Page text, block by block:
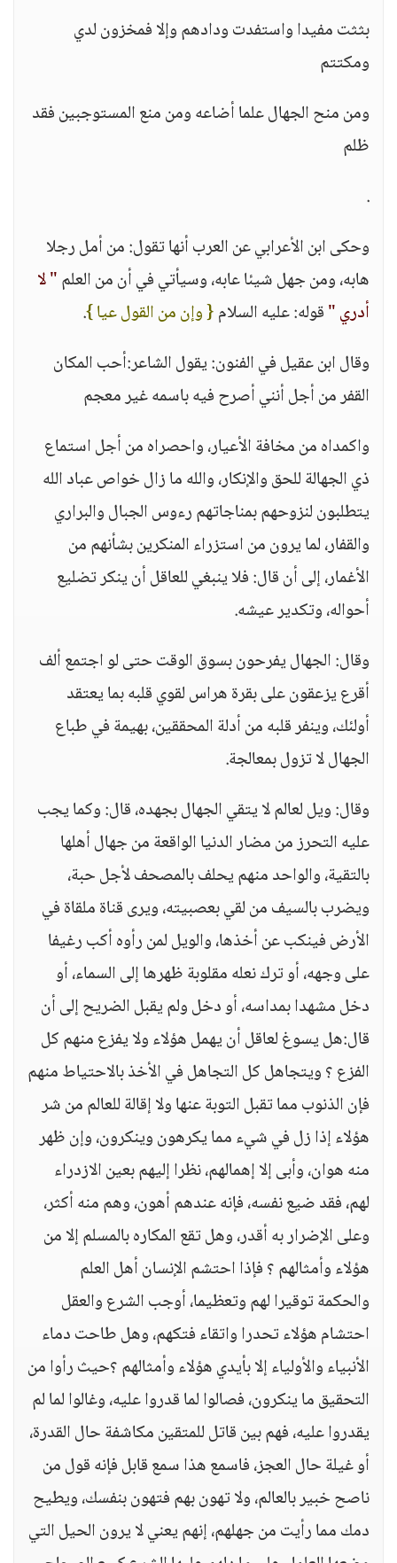
بثثت مفيدا واستفدت ودادهم وإلا فمخزون لدي
ومكتتم
ومن منح الجهال علما أضاعه ومن منع المستوجبين فقد
ظلم
.
وحكى ابن الأعرابي عن العرب أنها تقول: من أمل رجلا
هابه، ومن جهل شيئا عابه، وسيأتي في أن من العلم" لا
أدري "قوله: عليه السلام{ وإن من القول عيا }.
وقال ابن عقيل في الفنون: يقول الشاعر:أحب المكان
القفر من أجل أنني أصرح فيه باسمه غير معجم
واكمداه من مخافة الأعيار، واحصراه من أجل استماع
ذي الجهالة للحق والإنكار، والله ما زال خواص عباد الله
يتطلبون لنزوحهم بمناجاتهم رءوس الجبال والبراري
والقفار، لما يرون من استزراء المنكرين بشأنهم من
الأغمار، إلى أن قال: فلا ينبغي للعاقل أن ينكر تضليع
أحواله، وتكدير عيشه.
وقال: الجهال يفرحون بسوق الوقت حتى لو اجتمع ألف
أقرع يزعقون على بقرة هراس لقوي قلبه بما يعتقد
أولئك، وينفر قلبه من أدلة المحققين، بهيمة في طباع
الجهال لا تزول بمعالجة.
وقال: ويل لعالم لا يتقي الجهال بجهده، قال: وكما يجب
عليه التحرز من مضار الدنيا الواقعة من جهال أهلها
بالتقية، والواحد منهم يحلف بالمصحف لأجل حبة،
ويضرب بالسيف من لقي بعصبيته، ويرى قناة ملقاة في
الأرض فينكب عن أخذها، والويل لمن رأوه أكب رغيفا
على وجهه، أو ترك نعله مقلوبة ظهرها إلى السماء، أو
دخل مشهدا بمداسه، أو دخل ولم يقبل الضريح إلى أن
قال:هل يسوغ لعاقل أن يهمل هؤلاء ولا يفزع منهم كل
الفزع ؟ ويتجاهل كل التجاهل في الأخذ بالاحتياط منهم
فإن الذنوب مما تقبل التوبة عنها ولا إقالة للعالم من شر
هؤلاء إذا زل في شيء مما يكرهون وينكرون، وإن ظهر
منه هوان، وأبى إلا إهمالهم، نظرا إليهم بعين الازدراء
لهم، فقد ضيع نفسه، فإنه عندهم أهون، وهم منه أكثر،
وعلى الإضرار به أقدر، وهل تقع المكاره بالمسلم إلا من
هؤلاء وأمثالهم ؟ فإذا احتشم الإنسان أهل العلم
والحكمة توقيرا لهم وتعظيما، أوجب الشرع والعقل
احتشام هؤلاء تحدرا واتقاء فتكهم، وهل طاحت دماء
الأنبياء والأولياء إلا بأيدي هؤلاء وأمثالهم ؟حيث رأوا من
التحقيق ما ينكرون، فصالوا لما قدروا عليه، وغالوا لما لم
يقدروا عليه، فهم بين قاتل للمتقين مكاشفة حال القدرة،
أو غيلة حال العجز، فاسمع هذا سمع قابل فإنه قول من
ناصح خبير بالعالم، ولا تهون بهم فتهون بنفسك، ويطيح
دمك مما رأيت من جهلهم، إنهم يعني لا يرون الحيل التي